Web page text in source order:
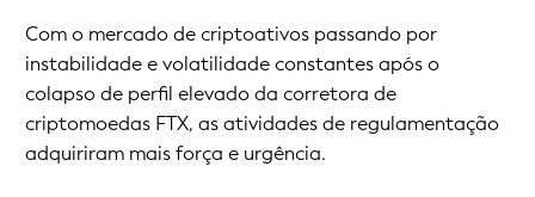
Com o mercado de criptoativos passando por
instabilidade e volatilidade constantes após o
colapso de perfil elevado da corretora de
criptomoedas FTX, as atividades de regulamentação
adquiriram mais força e urgência.